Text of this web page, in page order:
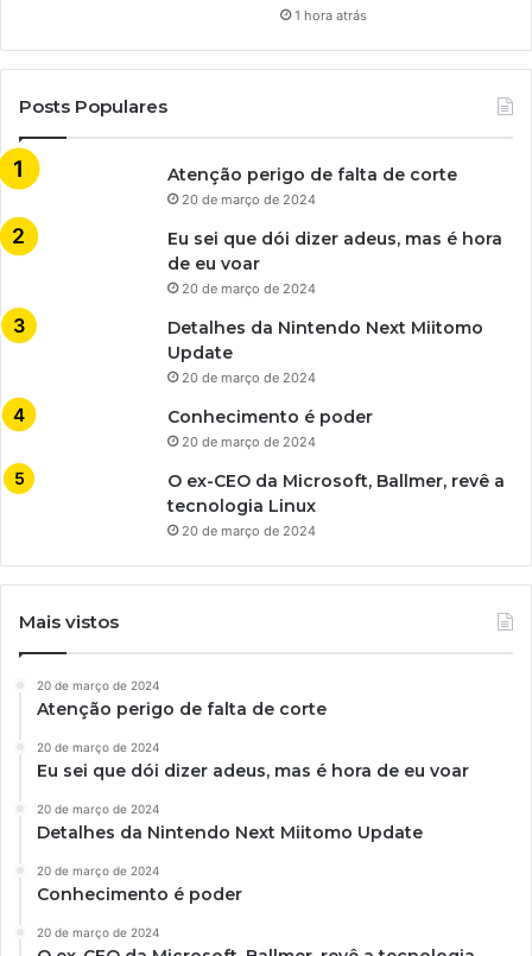
1 hora atrás
Posts Populares
Atenção perigo de falta de corte
20 de março de 2024
Eu sei que dói dizer adeus, mas é hora
de eu voar
20 de março de 2024
Detalhes da Nintendo Next Miitomo
Update
20 de março de 2024
Conhecimento é poder
20 de março de 2024
O ex-CEO da Microsoft, Ballmer, revê a
tecnologia Linux
20 de março de 2024
Mais vistos
20 de março de 2024
Atenção perigo de falta de corte
20 de março de 2024
Eu sei que dói dizer adeus, mas é hora de eu voar
20 de março de 2024
Detalhes da Nintendo Next Miitomo Update
20 de março de 2024
Conhecimento é poder
20 de março de 2024